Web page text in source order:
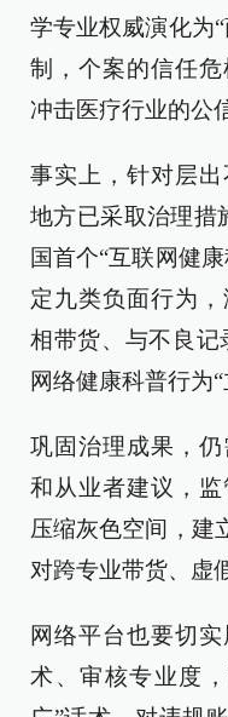
学专业权威演化为
制，个案的信任危
冲击医疗行业的公
事实上，针对层
地方已采取治理措
国首个“互联网健
定九类负面行为
相带货、与不良记
网络健康科普行为“
巩固治理成果，
和从业者建议，监
压缩灰色空间，建
对跨专业带货、虚
网络平台也要切
术、审核专业度